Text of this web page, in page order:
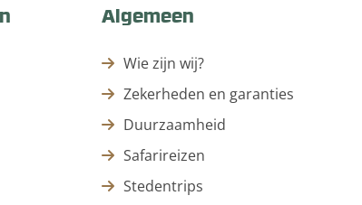
Algemeen
Wie zijn wij?
Zekerheden en garanties
Duurzaamheid
Safarireizen
Stedentrips